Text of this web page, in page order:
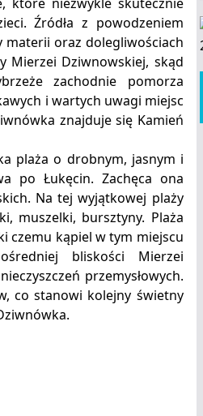
Źródła z powodzeniem
oraz dolegliwościach
Mierzei Dziwnowskiej, skąd
zachodnie pomorza
i wartych uwagi miejsc
znajduje się Kamień
plaża o drobnym, jasnym i
po Łukęcin. Zachęca ona
Na tej wyjątkowej plaży
muszelki, bursztyny. Plaża
czemu kąpiel w tym miejscu
bliskości Mierzei
przemysłowych.
co stanowi kolejny świetny